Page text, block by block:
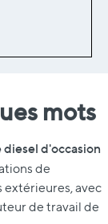
mots
d'occasion
de
avec
de travail de